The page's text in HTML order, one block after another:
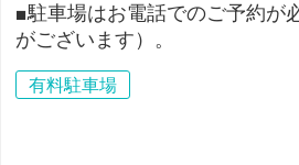
■駐車場はお電話でのご予約が
がございます）。
有料駐車場